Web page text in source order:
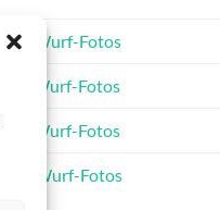
A-Wurf-Fotos
B-Wurf-Fotos
C-Wurf-Fotos
D-Wurf-Fotos